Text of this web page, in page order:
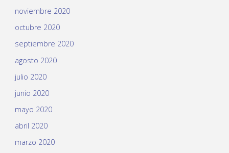
noviembre 2020
octubre 2020
septiembre 2020
agosto 2020
julio 2020
junio 2020
mayo 2020
abril 2020
marzo 2020